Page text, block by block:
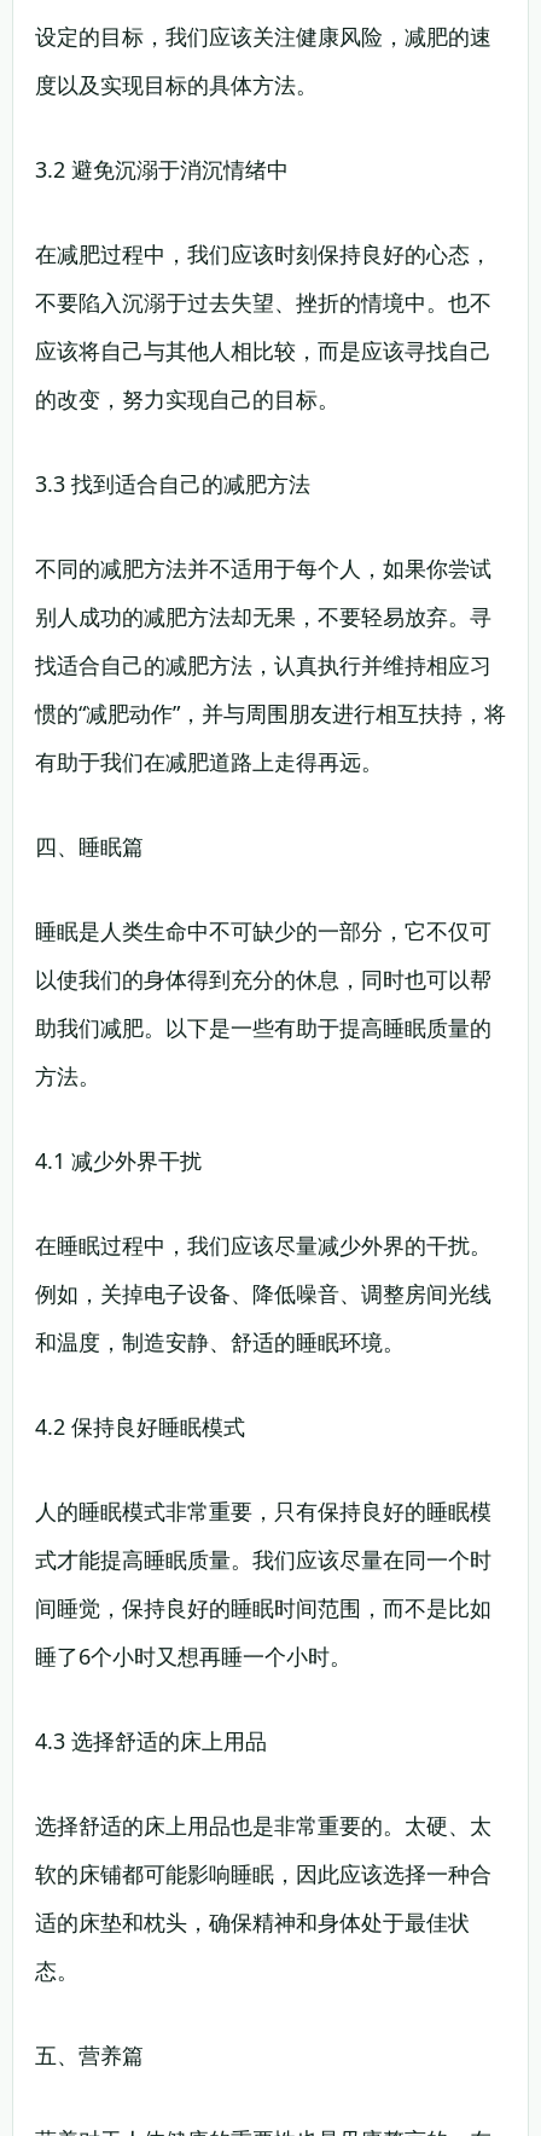
设定的目标，我们应该关注健康风险，减肥的速
度以及实现目标的具体方法。
3.2 避免沉溺于消沉情绪中
在减肥过程中，我们应该时刻保持良好的心态，
不要陷入沉溺于过去失望、挫折的情境中。也不
应该将自己与其他人相比较，而是应该寻找自己
的改变，努力实现自己的目标。
3.3 找到适合自己的减肥方法
不同的减肥方法并不适用于每个人，如果你尝试
别人成功的减肥方法却无果，不要轻易放弃。寻
找适合自己的减肥方法，认真执行并维持相应习
惯的“减肥动作”，并与周围朋友进行相互扶持，将
有助于我们在减肥道路上走得再远。
四、睡眠篇
睡眠是人类生命中不可缺少的一部分，它不仅可
以使我们的身体得到充分的休息，同时也可以帮
助我们减肥。以下是一些有助于提高睡眠质量的
方法。
4.1 减少外界干扰
在睡眠过程中，我们应该尽量减少外界的干扰。
例如，关掉电子设备、降低噪音、调整房间光线
和温度，制造安静、舒适的睡眠环境。
4.2 保持良好睡眠模式
人的睡眠模式非常重要，只有保持良好的睡眠模
式才能提高睡眠质量。我们应该尽量在同一个时
间睡觉，保持良好的睡眠时间范围，而不是比如
睡了6个小时又想再睡一个小时。
4.3 选择舒适的床上用品
选择舒适的床上用品也是非常重要的。太硬、太
软的床铺都可能影响睡眠，因此应该选择一种合
适的床垫和枕头，确保精神和身体处于最佳状
态。
五、营养篇